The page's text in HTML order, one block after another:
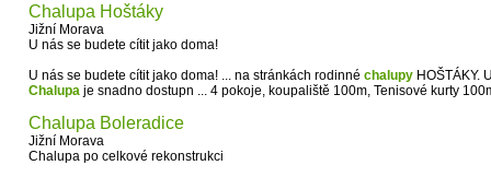
Chalupa Hoštáky
Jižní Morava
U nás se budete cítit jako doma!
U nás se budete cítit jako doma! ... na stránkách rodinné chalupy HOŠTÁKY.
Chalupa je snadno dostupn ... 4 pokoje, koupaliště 100m, Tenisové kurty
Chalupa Boleradice
Jižní Morava
Chalupa po celkové rekonstrukci